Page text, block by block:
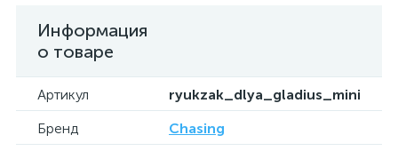
Информация
о товаре
Артикул
ryukzak_dlya_gladius_mini
Бренд
Chasing